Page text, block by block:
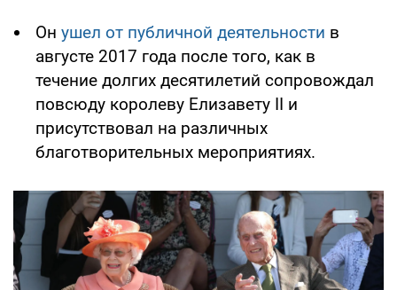
Он ушел от публичной деятельности в
августе 2017 года после того, как в
течение долгих десятилетий сопровождал
повсюду королеву Елизавету II и
присутствовал на различных
благотворительных мероприятиях.